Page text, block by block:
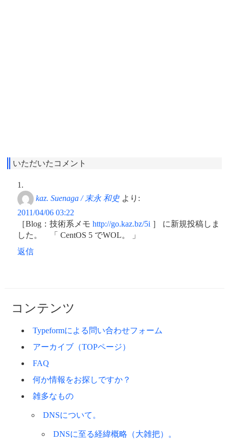
いただいたコメント
kaz. Suenaga / 末永 和史 より:
2011/04/06 03:22
［Blog：技術系メモ http://go.kaz.bz/5i ］ に新規投稿しま
した。 「 CentOS 5 でWOL。 」
返信
コンテンツ
Typeformによる問い合わせフォーム
アーカイブ（TOPページ）
FAQ
何か情報をお探しですか？
雑多なもの
DNSについて。
DNSに至る経緯概略（大雑把）。